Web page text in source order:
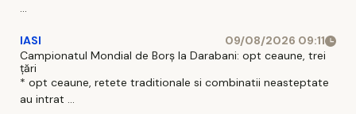
...
IASI
09/08/2026 09:11
Campionatul Mondial de Borș la Darabani: opt ceaune, trei
țări
* opt ceaune, retete traditionale si combinatii neasteptate
au intrat ...